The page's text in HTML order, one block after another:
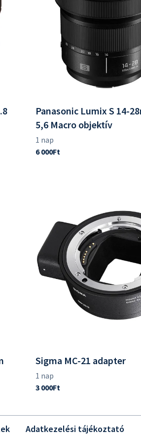
Panasonic Lumix S 14-
5,6 Macro objektív
Sigma MC-21 adapter
Adatkezelési tájékoztató